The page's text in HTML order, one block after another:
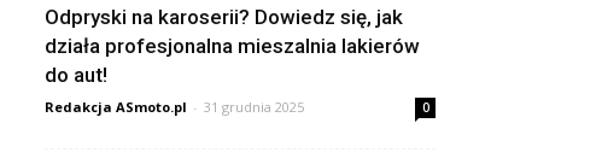
Odpryski na karoserii? Dowiedz się, jak
działa profesjonalna mieszalnia lakierów
do aut!
Redakcja ASmoto.pl - 31 grudnia 2025 0